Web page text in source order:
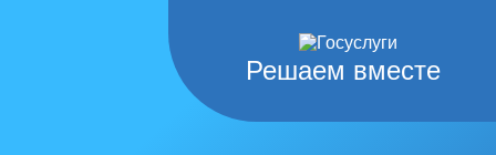
Решаем вместе